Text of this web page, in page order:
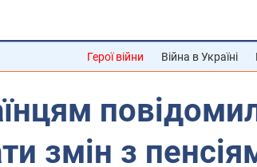
Герої війни Війна в Україні
змін з